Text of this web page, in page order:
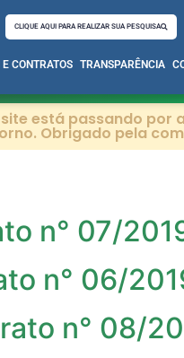
CLIQUE AQUI PARA REALIZAR SUA PESQUISA
E CONTRATOS TRANSPARÊNCIA
está passando por
Obrigado pela
n° 07/
n° 06/
n° 08/